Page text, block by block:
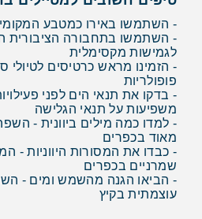
- השתמשו באירו כמטבע המקומי
- השתמשו בתחבורה הציבורית
לגמישות מקסימלית
- הזמינו מראש כרטיסים לטיולי
פופולריות
- בדקו את תנאי הים לפני
משפיעות על תנאי הגלישה
- למדו כמה מילים ביוונית -
מאוד בכפרים
- כבדו את המסורות היווניות -
שמרניים בכפרים
- הביאו הגנה מהשמש ומים -
עוצמתית בקיץ